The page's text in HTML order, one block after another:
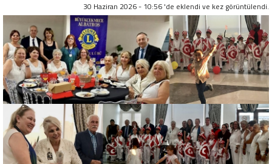
30 Haziran 2026 - 10:56 'de eklendi ve kez görüntülendi.